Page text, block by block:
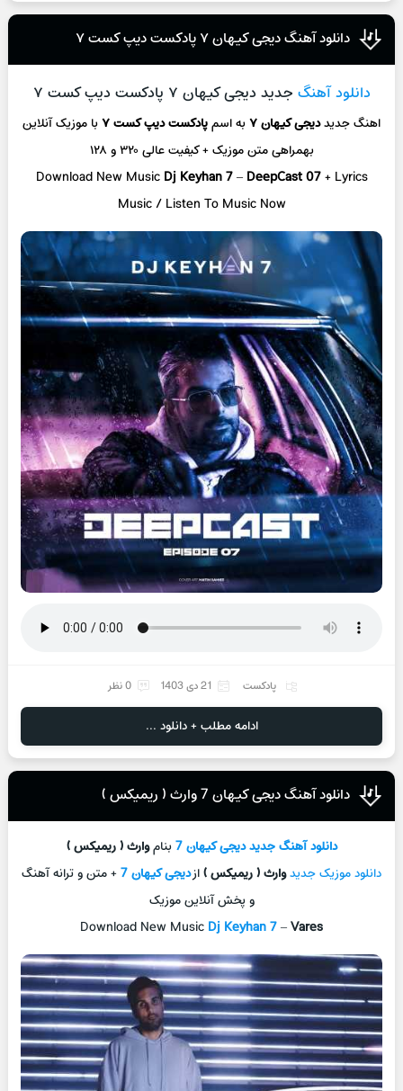
دانلود آهنگ دیجی کیهان ۷ پادکست دیپ کست ۷
دانلود آهنگ جدید دیجی کیهان ۷ پادکست دیپ کست ۷
اهنگ جدیددیجی کیهان ۷ به اسمپادکست دیپ کست ۷
با موزیک آنلاین
بهمراهی متن موزیک + کیفیت عالی ۳۲۰ و ۱۲۸
Download New Music Dj Keyhan 7–DeepCast 07+ Lyrics
Music / Listen To Music Now
پادکست 21 دی 1403 0 نظر
ادامه مطلب + دانلود ...
دانلود آهنگ دیجی کیهان 7 وارث ( ریمیکس )
دانلود آهنگ جديددیجی کیهان 7 بناموارث ( ریمیکس )
دانلود موزیک جديدوارث ( ریمیکس )ازدیجی کیهان 7
+ متن و ترانه آهنگ
و پخش آنلاين موزيک
Download New Music Dj Keyhan 7–Vares